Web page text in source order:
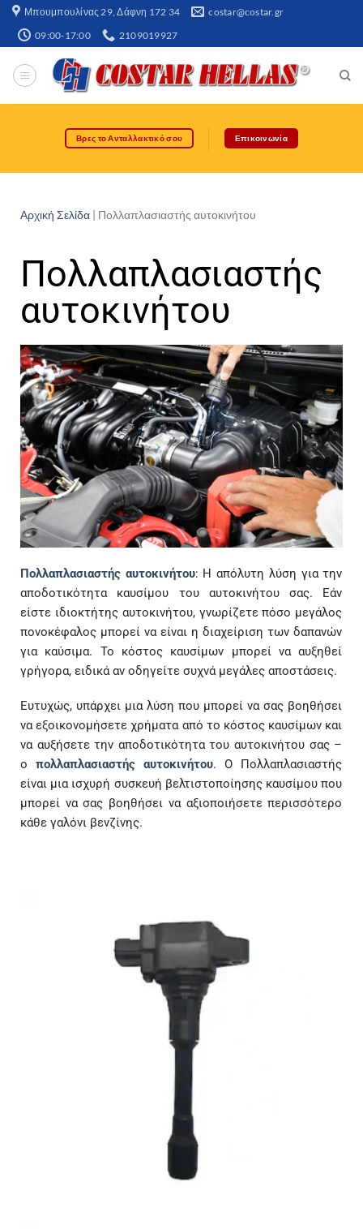
Μπουμπουλίνας 29, Δάφνη 172 34​ costar@costar.gr
09:00-17:00 2109019927
Βρες το Ανταλλακτικό σου Επικοινωνία
Αρχική Σελίδα | Πολλαπλασιαστής αυτοκινήτου
Πολλαπλασιαστής
αυτοκινήτου
Πολλαπλασιαστής αυτοκινήτου: Η απόλυτη λύση για την
αποδοτικότητα καυσίμου του αυτοκινήτου σας. Εάν
είστε ιδιοκτήτης αυτοκινήτου, γνωρίζετε πόσο μεγάλος
πονοκέφαλος μπορεί να είναι η διαχείριση των δαπανών
για καύσιμα. Το κόστος καυσίμων μπορεί να αυξηθεί
γρήγορα, ειδικά αν οδηγείτε συχνά μεγάλες αποστάσεις.
Ευτυχώς, υπάρχει μια λύση που μπορεί να σας βοηθήσει
να εξοικονομήσετε χρήματα από το κόστος καυσίμων και
να αυξήσετε την αποδοτικότητα του αυτοκινήτου σας –
ο πολλαπλασιαστής αυτοκινήτου. Ο Πολλαπλασιαστής
είναι μια ισχυρή συσκευή βελτιστοποίησης καυσίμου που
μπορεί να σας βοηθήσει να αξιοποιήσετε περισσότερο
κάθε γαλόνι βενζίνης.